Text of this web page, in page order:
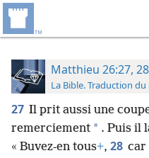
Matthieu 26:27, 28
La Bible. Traduction du
27 Il prit aussi une
remerciement * . Puis il
« Buvez-en tous+, 28 car